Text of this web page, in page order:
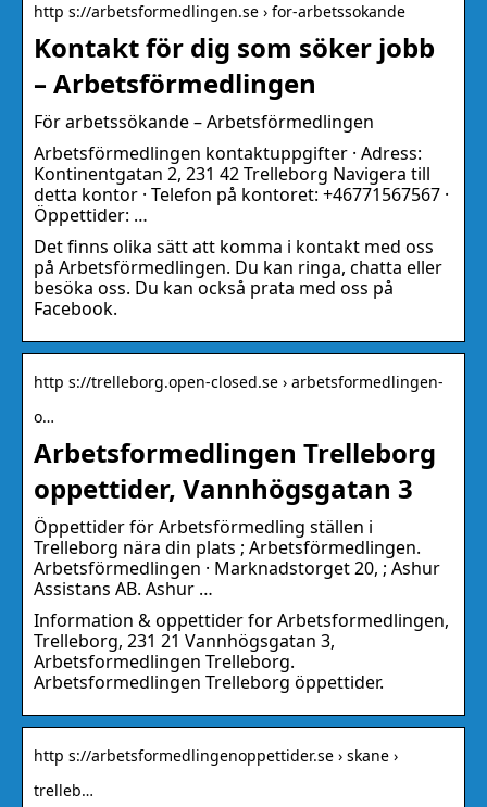
http s://arbetsformedlingen.se › for-arbetssokande
Kontakt för dig som söker jobb
– Arbetsförmedlingen
För arbetssökande – Arbetsförmedlingen
Arbetsförmedlingen kontaktuppgifter · Adress:
Kontinentgatan 2, 231 42 Trelleborg Navigera till
detta kontor · Telefon på kontoret: +46771567567 ·
Öppettider: …
Det finns olika sätt att komma i kontakt med oss
på Arbetsförmedlingen. Du kan ringa, chatta eller
besöka oss. Du kan också prata med oss på
Facebook.
http s://trelleborg.open-closed.se › arbetsformedlingen-
o…
Arbetsformedlingen Trelleborg
oppettider, Vannhögsgatan 3
Öppettider för Arbetsförmedling ställen i
Trelleborg nära din plats ; Arbetsförmedlingen.
Arbetsförmedlingen · Marknadstorget 20, ; Ashur
Assistans AB. Ashur …
Information & oppettider for Arbetsformedlingen,
Trelleborg, 231 21 Vannhögsgatan 3,
Arbetsformedlingen Trelleborg.
Arbetsformedlingen Trelleborg öppettider.
http s://arbetsformedlingenoppettider.se › skane ›
trelleb…